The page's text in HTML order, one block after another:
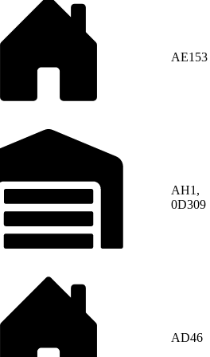
AE153
AH1,
0D309
AD46